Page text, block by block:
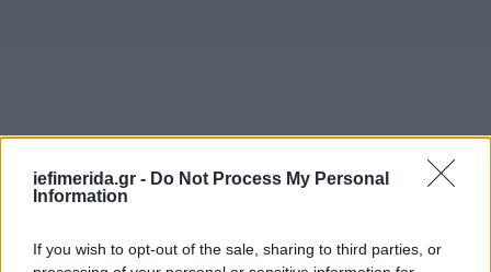
iefimerida.gr - Do Not Process My Personal
Information
If you wish to opt-out of the sale, sharing to third parties, or